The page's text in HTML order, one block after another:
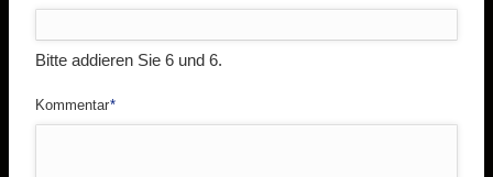
Bitte addieren Sie 6 und 6.
Pflichtfeld
Kommentar*